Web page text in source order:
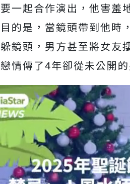
一起合作演出，他害羞
的是，當鏡頭帶到他時
鏡頭，男方甚至將女友
情傳了4年卻從未公開